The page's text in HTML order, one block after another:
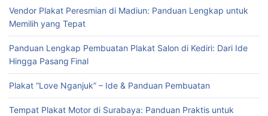
Vendor Plakat Peresmian di Madiun: Panduan Lengkap untuk
Memilih yang Tepat
Panduan Lengkap Pembuatan Plakat Salon di Kediri: Dari Ide
Hingga Pasang Final
Plakat “Love Nganjuk” – Ide & Panduan Pembuatan
Tempat Plakat Motor di Surabaya: Panduan Praktis untuk